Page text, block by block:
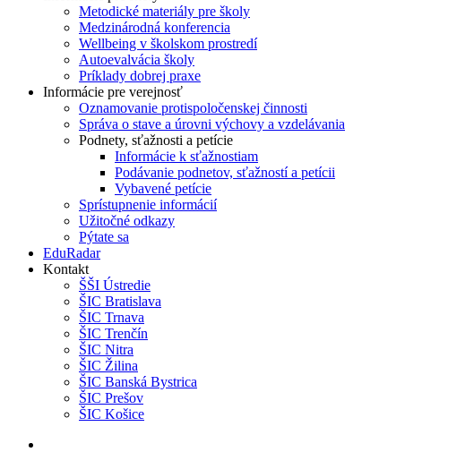
Metodické materiály pre školy
Medzinárodná konferencia
Wellbeing v školskom prostredí
Autoevalvácia školy
Príklady dobrej praxe
Informácie pre verejnosť
Oznamovanie protispoločenskej činnosti
Správa o stave a úrovni výchovy a vzdelávania
Podnety, sťažnosti a petície
Informácie k sťažnostiam
Podávanie podnetov, sťažností a petícii
Vybavené petície
Sprístupnenie informácií
Užitočné odkazy
Pýtate sa
EduRadar
Kontakt
ŠŠI Ústredie
ŠIC Bratislava
ŠIC Trnava
ŠIC Trenčín
ŠIC Nitra
ŠIC Žilina
ŠIC Banská Bystrica
ŠIC Prešov
ŠIC Košice